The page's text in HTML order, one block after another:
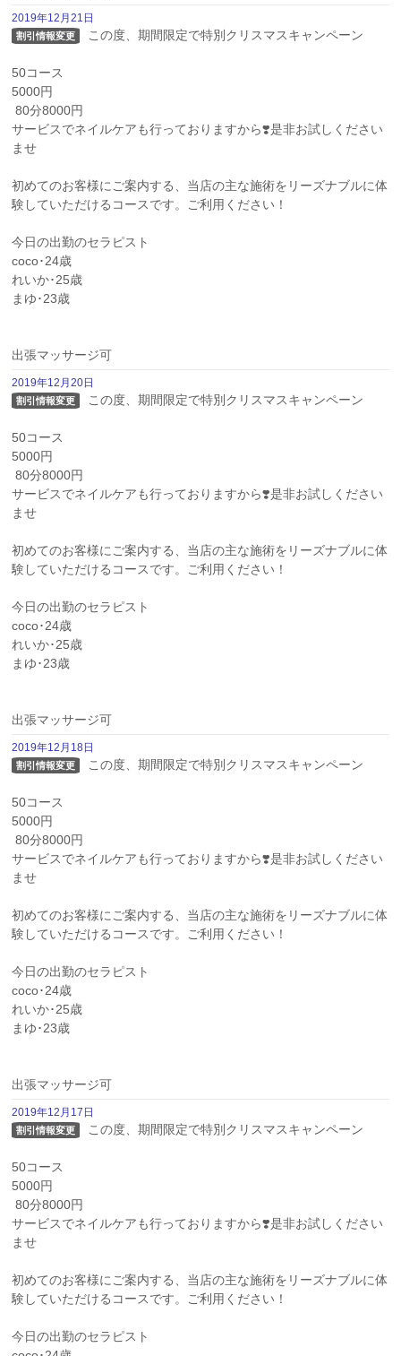
2019年12月21日
割引情報変更 この度、期間限定で特別クリスマスキャンペーン
50コース
5000円
サービスでネイルケアも行っておりますから❣️是非お試しください
ませ
初めてのお客様にご案内する、当店の主な施術をリーズナブルに体
験していただけるコースです。ご利用ください！
今日の出勤のセラピスト
coco･24歳
れいか･25歳
まゆ･23歳
出張マッサージ可
2019年12月20日
割引情報変更 この度、期間限定で特別クリスマスキャンペーン
50コース
5000円
サービスでネイルケアも行っておりますから❣️是非お試しください
ませ
初めてのお客様にご案内する、当店の主な施術をリーズナブルに体
験していただけるコースです。ご利用ください！
今日の出勤のセラピスト
coco･24歳
れいか･25歳
まゆ･23歳
出張マッサージ可
2019年12月18日
割引情報変更 この度、期間限定で特別クリスマスキャンペーン
50コース
5000円
サービスでネイルケアも行っておりますから❣️是非お試しください
ませ
初めてのお客様にご案内する、当店の主な施術をリーズナブルに体
験していただけるコースです。ご利用ください！
今日の出勤のセラピスト
coco･24歳
れいか･25歳
まゆ･23歳
出張マッサージ可
2019年12月17日
割引情報変更 この度、期間限定で特別クリスマスキャンペーン
50コース
5000円
サービスでネイルケアも行っておりますから❣️是非お試しください
ませ
初めてのお客様にご案内する、当店の主な施術をリーズナブルに体
験していただけるコースです。ご利用ください！
今日の出勤のセラピスト